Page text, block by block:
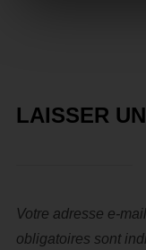
LAISSER
Votre adresse e-
obligatoires sont